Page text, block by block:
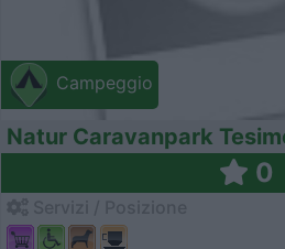
Campeggio
Natur Caravanpark
0